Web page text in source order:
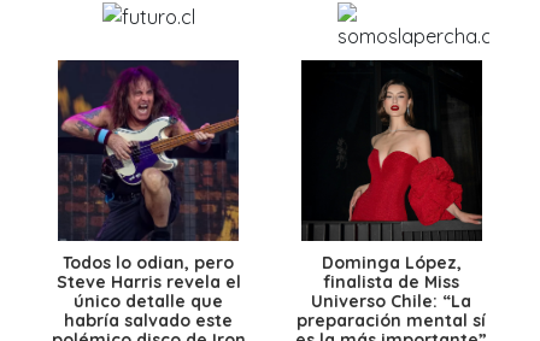
Todos lo odian, pero
Steve Harris revela el
único detalle que
habría salvado este
Dominga López,
finalista de Miss
Universo Chile: “La
preparación mental sí